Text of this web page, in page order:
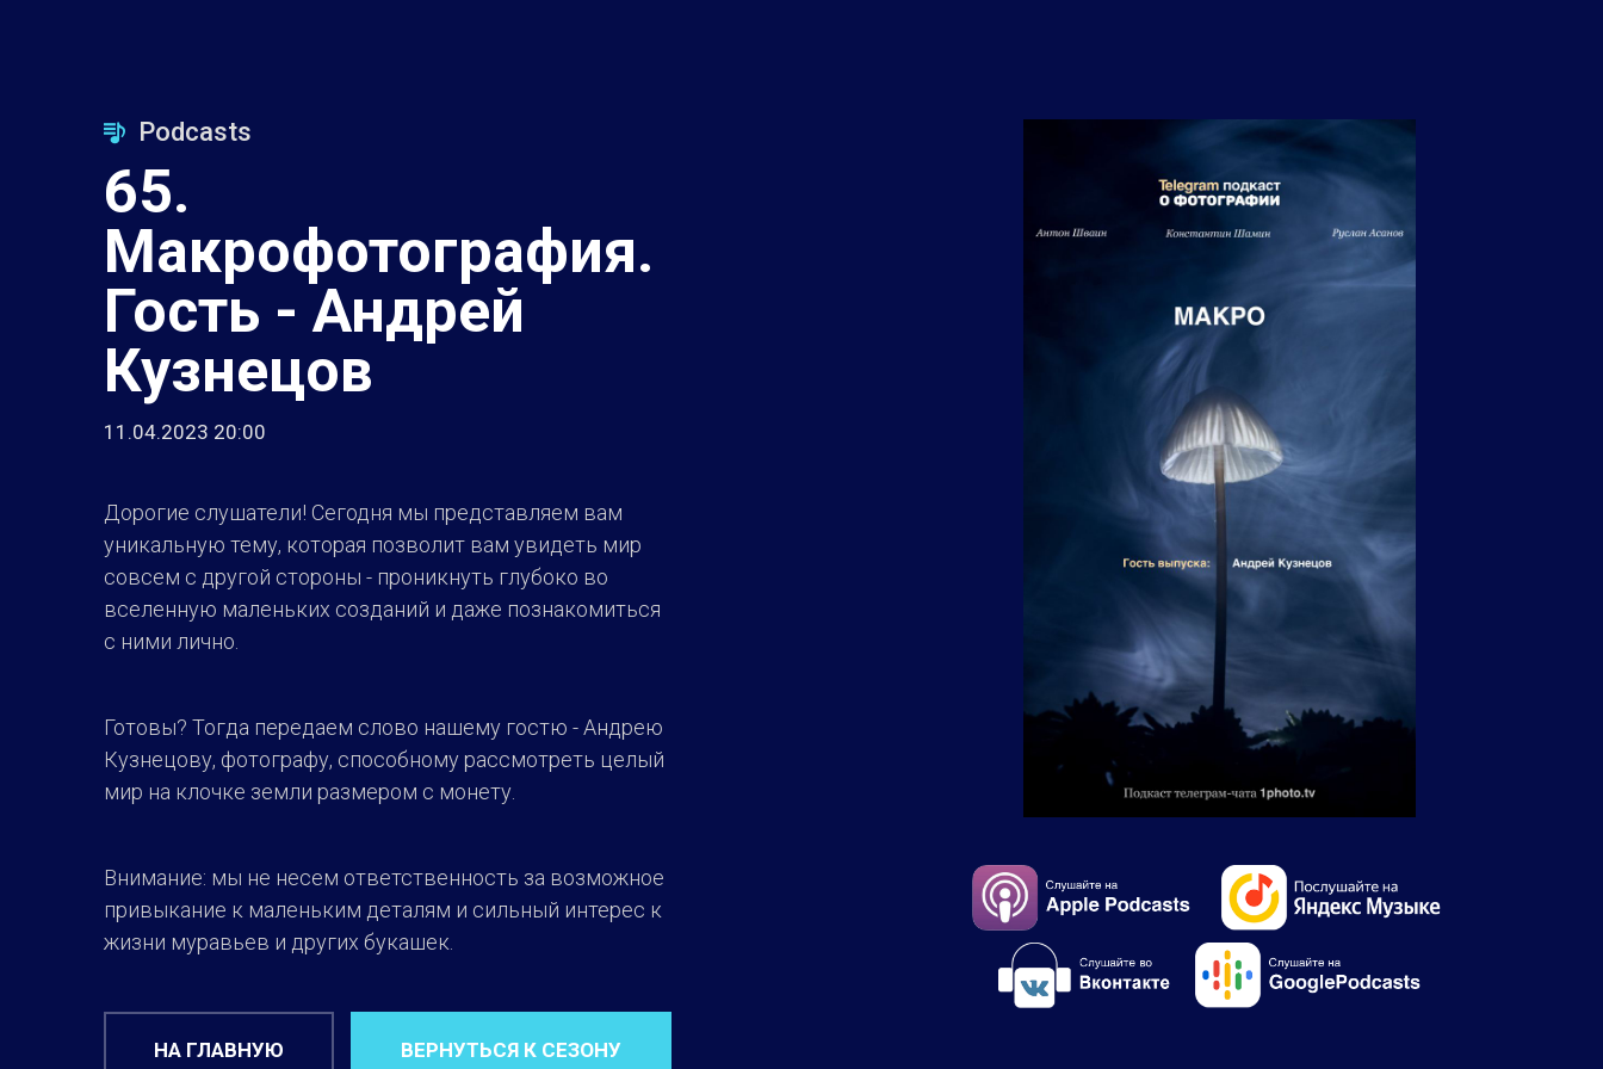
Podcasts
65.
Макрофотография.
Гость - Андрей
Кузнецов
11.04.2023 20:00
Дорогие слушатели! Сегодня мы представляем вам
уникальную тему, которая позволит вам увидеть мир
совсем с другой стороны - проникнуть глубоко во
вселенную маленьких созданий и даже познакомиться
с ними лично.
Готовы? Тогда передаем слово нашему гостю - Андрею
Кузнецову, фотографу, способному рассмотреть целый
мир на клочке земли размером с монету.
Внимание: мы не несем ответственность за возможное
привыкание к маленьким деталям и сильный интерес к
жизни муравьев и других букашек.
НА ГЛАВНУЮ ВЕРНУТЬСЯ К СЕЗОНУ